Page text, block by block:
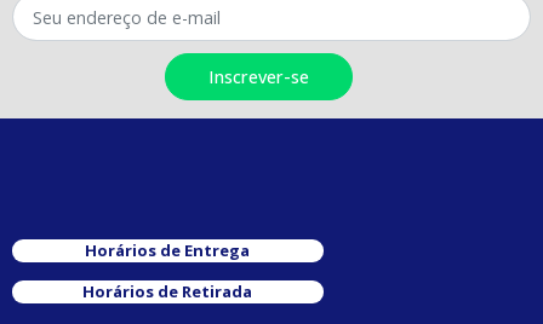
Horários de Entrega
Horários de Retirada